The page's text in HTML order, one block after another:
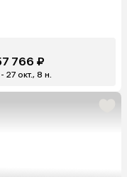
766 ₽
27 окт., 8 н.